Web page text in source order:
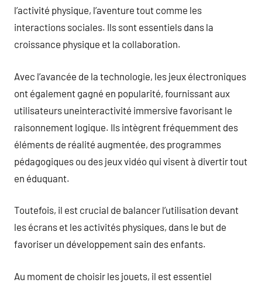
l’activité physique, l’aventure tout comme les
interactions sociales. Ils sont essentiels dans la
croissance physique et la collaboration.
Avec l’avancée de la technologie, les jeux électroniques
ont également gagné en popularité, fournissant aux
utilisateurs uneinteractivité immersive favorisant le
raisonnement logique. Ils intègrent fréquemment des
éléments de réalité augmentée, des programmes
pédagogiques ou des jeux vidéo qui visent à divertir tout
en éduquant.
Toutefois, il est crucial de balancer l’utilisation devant
les écrans et les activités physiques, dans le but de
favoriser un développement sain des enfants.
Au moment de choisir les jouets, il est essentiel